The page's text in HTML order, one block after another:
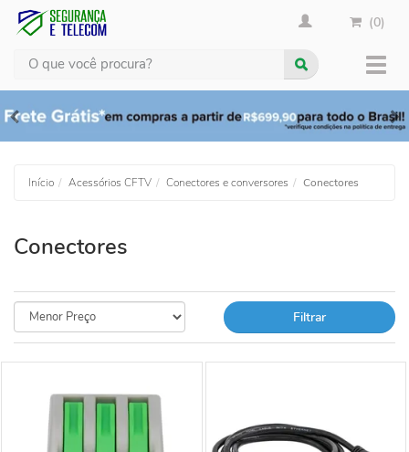
(0)
Busca
Início Acessórios CFTV Conectores e conversores Conectores
Conectores
Filtrar